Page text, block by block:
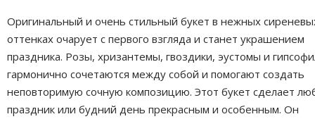
Оригинальный и очень стильный букет в нежных
оттенках очарует с первого взгляда и станет украшением
праздника. Розы, хризантемы, гвоздики, эустомы и
гармонично сочетаются между собой и помогают создать
неповторимую сочную композицию. Этот букет сделает
праздник или будний день прекрасным и особенным. Он